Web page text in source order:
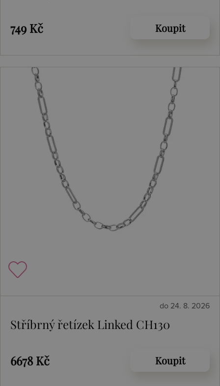
749 Kč Koupit
do 24. 8. 2026
Stříbrný řetízek Linked CH130
6678 Kč Koupit